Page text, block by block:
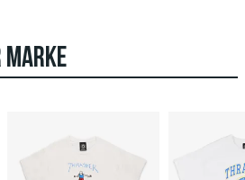
MARKE